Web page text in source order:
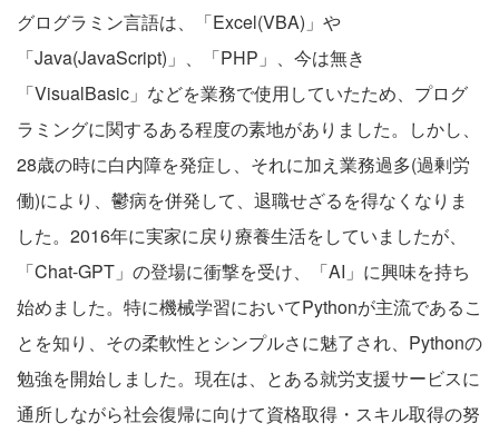
グログラミン言語は、「Excel(VBA)」や
「Java(JavaScript)」、「PHP」、今は無き
「VisualBasic」などを業務で使用していたため、プログ
ラミングに関するある程度の素地がありました。しかし、
28歳の時に白内障を発症し、それに加え業務過多(過剰労
働)により、鬱病を併発して、退職せざるを得なくなりま
した。2016年に実家に戻り療養生活をしていましたが、
「Chat-GPT」の登場に衝撃を受け、「AI」に興味を持ち
始めました。特に機械学習においてPythonが主流であるこ
とを知り、その柔軟性とシンプルさに魅了され、Pythonの
勉強を開始しました。現在は、とある就労支援サービスに
通所しながら社会復帰に向けて資格取得・スキル取得の努